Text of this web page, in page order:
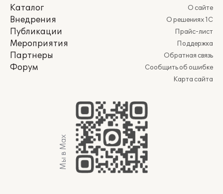
Каталог
Внедрения
Публикации
Мероприятия
Партнеры
Форум
О сайте
О решениях 1С
Прайс-лист
Поддержка
Обратная связь
Сообщить об ошибке
Карта сайта
Мы в Max